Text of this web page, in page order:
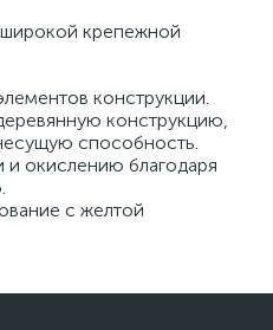
крепежной
конструкции.
конструкцию,
способность.
и окислению благодаря
с желтой